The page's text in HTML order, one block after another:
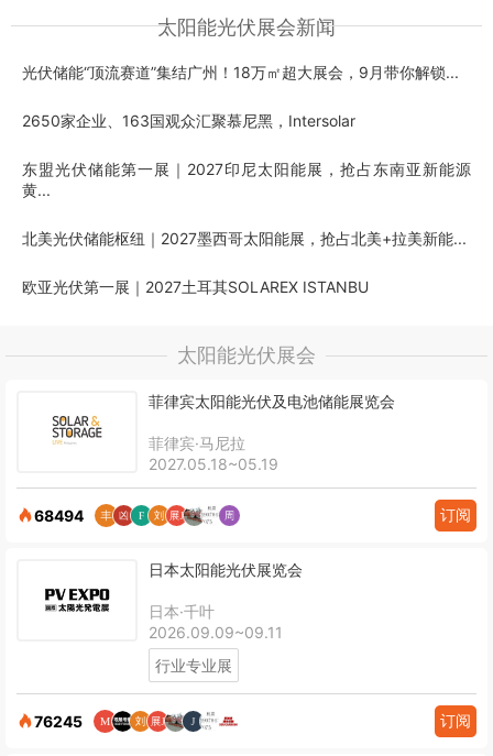
太阳能光伏展会新闻
光伏储能“顶流赛道”集结广州！18万㎡超大展会，9月带你解锁...
2650家企业、163国观众汇聚慕尼黑，Intersolar
东盟光伏储能第一展｜2027印尼太阳能展，抢占东南亚新能源
黄...
北美光伏储能枢纽｜2027墨西哥太阳能展，抢占北美+拉美新能...
欧亚光伏第一展｜2027土耳其SOLAREX ISTANBU
太阳能光伏展会
菲律宾太阳能光伏及电池储能展览会
菲律宾·马尼拉
2027.05.18~05.19
68494 订阅
日本太阳能光伏展览会
日本·千叶
2026.09.09~09.11
行业专业展
76245 订阅